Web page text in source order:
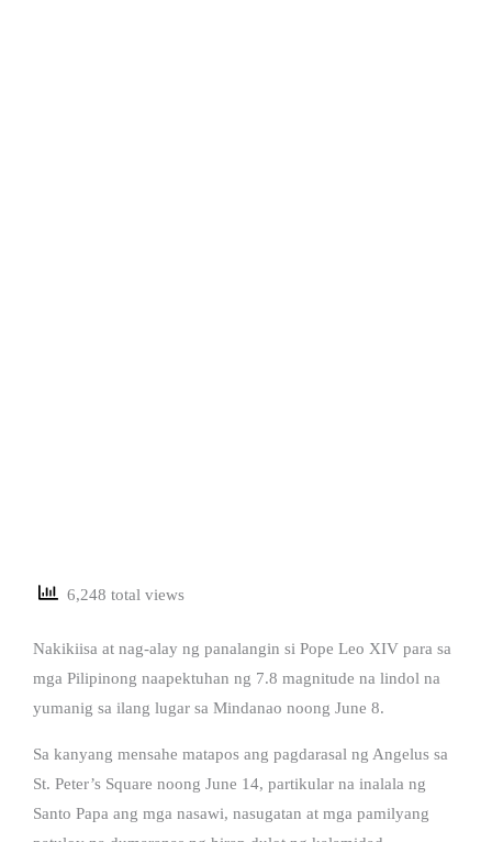
6,248 total views
Nakikiisa at nag-alay ng panalangin si Pope Leo XIV para sa
mga Pilipinong naapektuhan ng 7.8 magnitude na lindol na
yumanig sa ilang lugar sa Mindanao noong June 8.
Sa kanyang mensahe matapos ang pagdarasal ng Angelus sa
St. Peter’s Square noong June 14, partikular na inalala ng
Santo Papa ang mga nasawi, nasugatan at mga pamilyang